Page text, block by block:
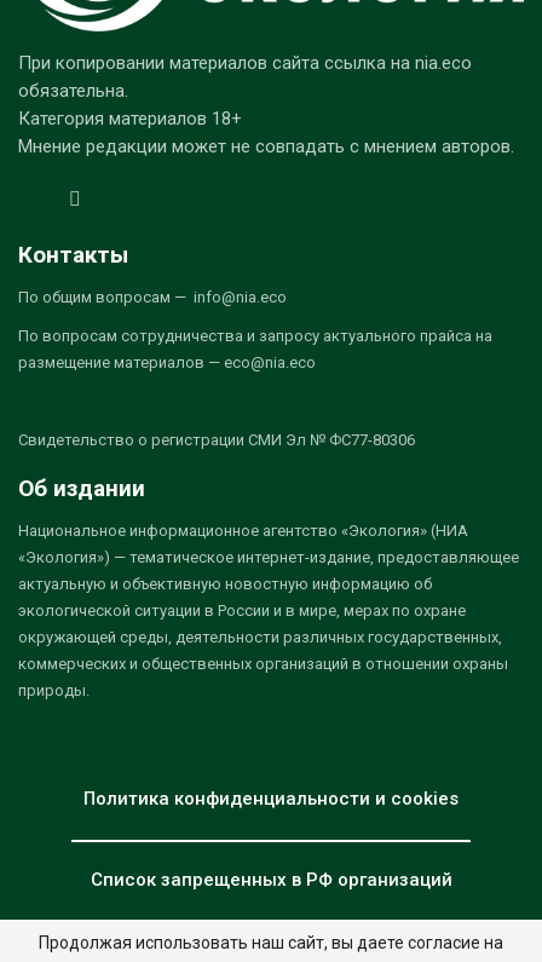
При копировании материалов сайта ссылка на nia.eco
обязательна.
Категория материалов 18+
Мнение редакции может не совпадать с мнением авторов.
Контакты
По общим вопросам — info@nia.eco
По вопросам сотрудничества и запросу актуального прайса на
размещение материалов — eco@nia.eco
Свидетельство о регистрации СМИ Эл № ФС77-80306
Об издании
Национальное информационное агентство «Экология» (НИА
«Экология») — тематическое интернет-издание, предоставляющее
актуальную и объективную новостную информацию об
экологической ситуации в России и в мире, мерах по охране
окружающей среды, деятельности различных государственных,
коммерческих и общественных организаций в отношении охраны
природы.
Политика конфиденциальности и cookies
Список запрещенных в РФ организаций
Продолжая использовать наш сайт, вы даете согласие на